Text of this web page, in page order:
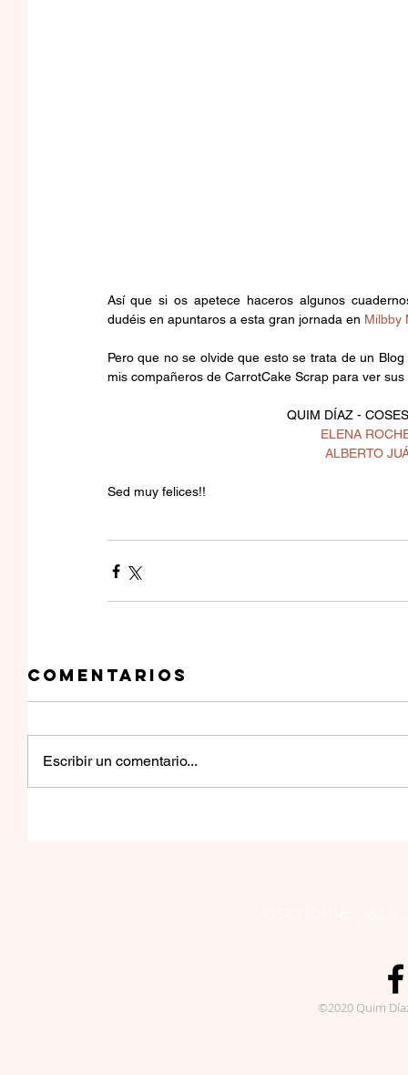
Así que si os apetece haceros algunos
dudéis en apuntaros a esta gran jornada en Milbby
Pero que no se olvide que esto se trata de un
mis compañeros de CarrotCake Scrap para ver
QUIM DÍAZ -
ELENA
ALBERTO
Sed muy felices!!
Comentarios
Escribir un comentario...
©2020 Quim